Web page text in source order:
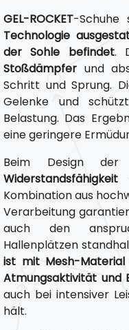
GEL-ROCKET-Schuhe
Technologie
der Sohle befindet.
Stoßdämpfer und
Schritt und Sprung.
Gelenke und
Belastung. Das
eine geringere
Beim Design
Kombination aus
Verarbeitung
auch den
Hallenplätzen
ist mit Mesh-
Atmungsaktivität und
auch bei intensiver
hält.